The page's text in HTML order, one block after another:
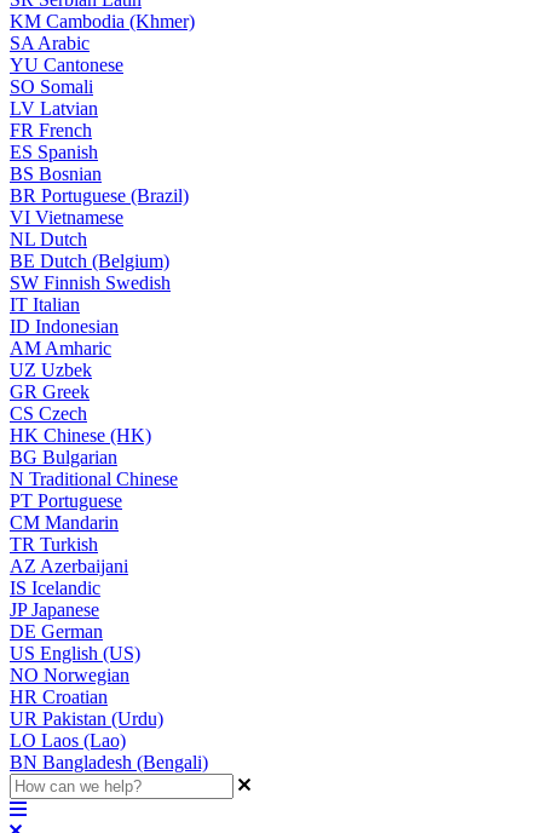
KM Cambodia (Khmer)
SA Arabic
YU Cantonese
SO Somali
LV Latvian
FR French
ES Spanish
BS Bosnian
BR Portuguese (Brazil)
VI Vietnamese
NL Dutch
BE Dutch (Belgium)
SW Finnish Swedish
IT Italian
ID Indonesian
AM Amharic
UZ Uzbek
GR Greek
CS Czech
HK Chinese (HK)
BG Bulgarian
N Traditional Chinese
PT Portuguese
CM Mandarin
TR Turkish
AZ Azerbaijani
IS Icelandic
JPJapanese
DE German
US English (US)
NO Norwegian
HR Croatian
UR Pakistan (Urdu)
LO Laos (Lao)
BN Bangladesh (Bengali)